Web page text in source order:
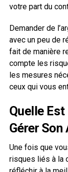
votre part du
Demander de
avec un peu de
fait de manière
compte les
les mesures
ceux qui vous
Quelle
Gérer Son
Une fois que
risques liés à la